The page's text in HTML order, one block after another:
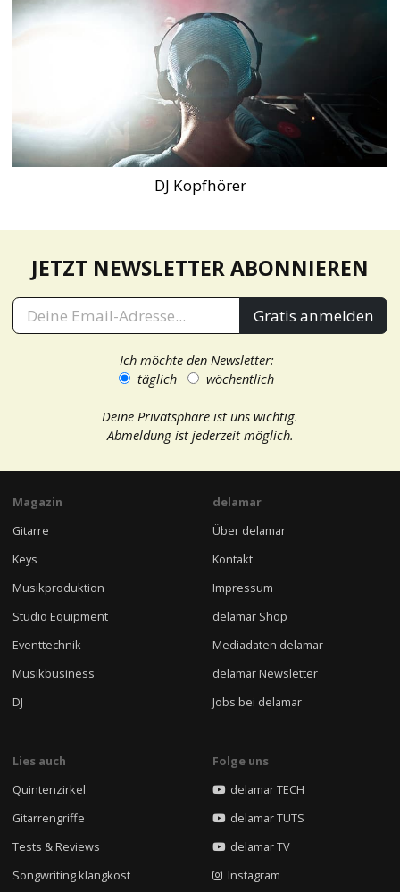
DJ Kopfhörer
JETZT NEWSLETTER ABONNIEREN
Gratis anmelden
Ich möchte den Newsletter:
täglich
wöchentlich
Deine Privatsphäre ist uns wichtig.
Abmeldung ist jederzeit möglich.
Magazin
Gitarre
Keys
Musikproduktion
Studio Equipment
Eventtechnik
Musikbusiness
DJ
delamar
Über delamar
Kontakt
Impressum
delamar Shop
Mediadaten delamar
delamar Newsletter
Jobs bei delamar
Lies auch
Quintenzirkel
Gitarrengriffe
Tests & Reviews
Songwriting klangkost
Folge uns
delamar TECH
delamar TUTS
delamar TV
Instagram